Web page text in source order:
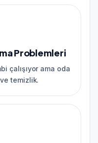
Problemleri
çalışıyor ama oda
temizlik.